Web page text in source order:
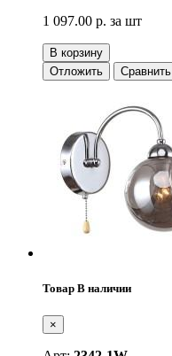
1 097.00 р. за шт
В корзину
Отложить
Сравнить
Товар В наличии
×